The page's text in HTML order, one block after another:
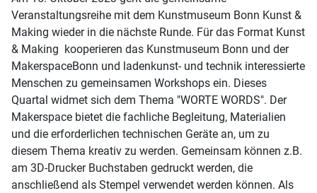
Veranstaltungsreihe mit dem Kunstmuseum Bonn Kunst &
Making wieder in die nächste Runde. Für das Format Kunst
& Making kooperieren das Kunstmuseum Bonn und der
MakerspaceBonn und ladenkunst- und technik interessierte
Menschen zu gemeinsamen Workshops ein. Dieses
Quartal widmet sich dem Thema "WORTE WORDS". Der
Makerspace bietet die fachliche Begleitung, Materialien
und die erforderlichen technischen Geräte an, um zu
diesem Thema kreativ zu werden. Gemeinsam können z.B.
am 3D-Drucker Buchstaben gedruckt werden, die
anschließend als Stempel verwendet werden können. Als